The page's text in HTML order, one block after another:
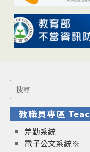
Search
for:
教職員專區
差勤系統
電子公文系統※